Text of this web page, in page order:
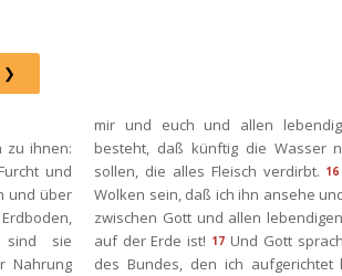
zu ihnen:
Furcht und
und über
sie
Nahrung
mir und euch und allen
besteht, daß künftig die Wasser
ollen, die alles Fleisch verdirbt. 16
Wolken sein, daß ich ihn ansehe
zwischen Gott und allen
auf der Erde ist! 17 Und Gott
des Bundes, den ich